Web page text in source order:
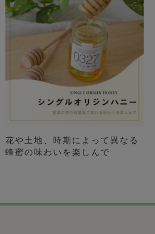
花や土地、時期によって異なる
蜂蜜の味わいを楽しんで